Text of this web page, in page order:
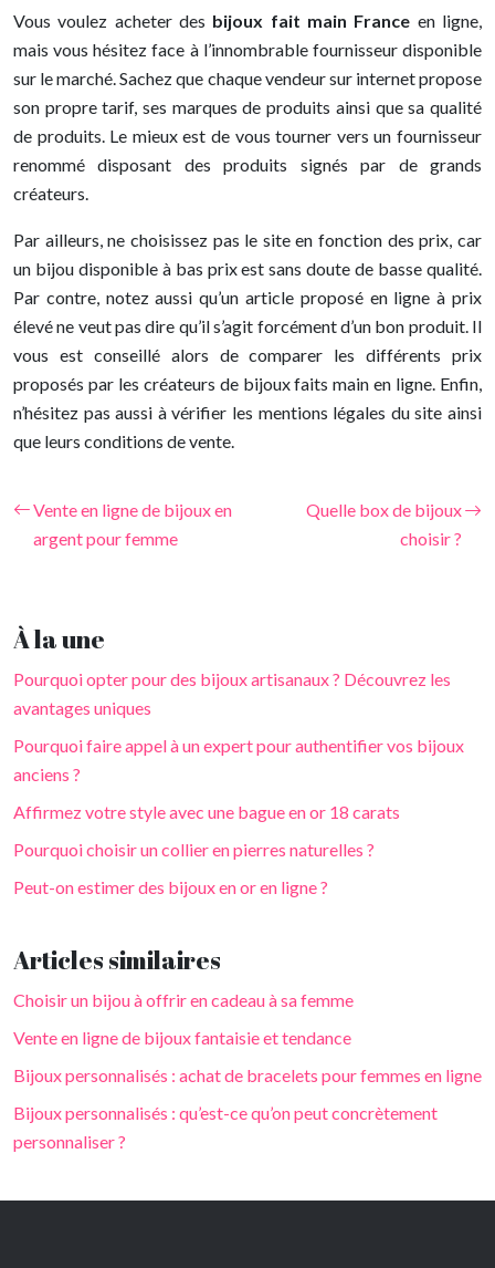
Vous voulez acheter des bijoux fait main France en ligne,
mais vous hésitez face à l’innombrable fournisseur disponible
sur le marché. Sachez que chaque vendeur sur internet propose
son propre tarif, ses marques de produits ainsi que sa qualité
de produits. Le mieux est de vous tourner vers un fournisseur
renommé disposant des produits signés par de grands
créateurs.
Par ailleurs, ne choisissez pas le site en fonction des prix, car
un bijou disponible à bas prix est sans doute de basse qualité.
Par contre, notez aussi qu’un article proposé en ligne à prix
élevé ne veut pas dire qu’il s’agit forcément d’un bon produit. Il
vous est conseillé alors de comparer les différents prix
proposés par les créateurs de bijoux faits main en ligne. Enfin,
n’hésitez pas aussi à vérifier les mentions légales du site ainsi
que leurs conditions de vente.
Vente en ligne de bijoux en
argent pour femme
Quelle box de bijoux
choisir ?
À la une
Pourquoi opter pour des bijoux artisanaux ? Découvrez les
avantages uniques
Pourquoi faire appel à un expert pour authentifier vos bijoux
anciens ?
Affirmez votre style avec une bague en or 18 carats
Pourquoi choisir un collier en pierres naturelles ?
Peut-on estimer des bijoux en or en ligne ?
Articles similaires
Choisir un bijou à offrir en cadeau à sa femme
Vente en ligne de bijoux fantaisie et tendance
Bijoux personnalisés : achat de bracelets pour femmes en ligne
Bijoux personnalisés : qu’est-ce qu’on peut concrètement
personnaliser ?